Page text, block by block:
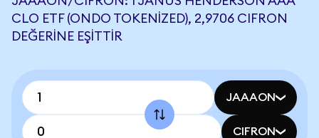
CLO ETF (ONDO TOKENIZED), 2,9706 CIFRON
DEĞERINE EŞITTIR
JAAAON
CIFRON